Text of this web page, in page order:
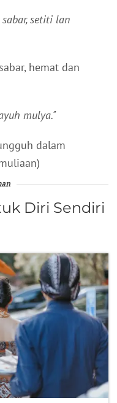
setiti lan
hemat dan
mulya."
dalam
Diri Sendiri